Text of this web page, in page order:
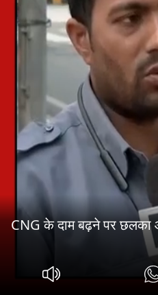
CNG के दाम बढ़ने पर छलका